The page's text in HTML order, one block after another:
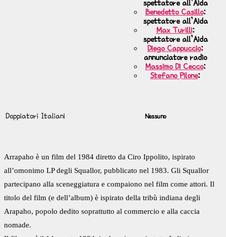
spettatore all’Aida
Benedetto Casillo:
spettatore all’Aida
Max Turilli:
spettatore all’Aida
Diego Cappuccio:
annunciatore radio
Massimo Di Cecco:
Stefano Pilone:
Doppiatori Italiani Nessuno
Arrapaho è un film del 1984 diretto da Ciro Ippolito, ispirato
all’omonimo LP degli Squallor, pubblicato nel 1983. Gli Squallor
partecipano alla sceneggiatura e compaiono nel film come attori. Il
titolo del film (e dell’album) è ispirato della tribù indiana degli
Arapaho, popolo dedito soprattutto al commercio e alla caccia
nomade.